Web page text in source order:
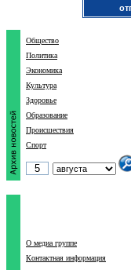
Общество
Политика
Экономика
Культура
Здоровье
Образование
Происшествия
Спорт
О медиа группе
Контактная информация